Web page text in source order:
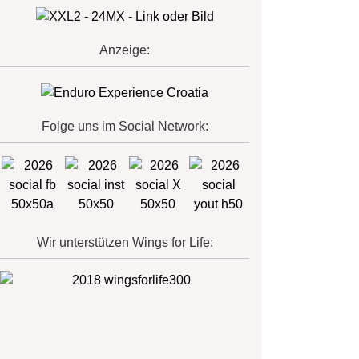
Anzeige:
Folge uns im Social Network:
Wir unterstützen Wings for Life: